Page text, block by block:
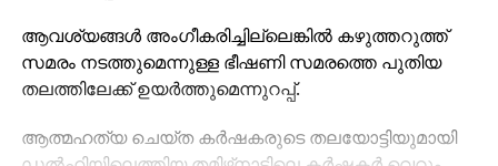
ആവശ്യങ്ങള്‍ അംഗീകരിച്ചില്ലെങ്കില്‍ കഴുത്തറുത്ത്
സമരം നടത്തുമെന്നുള്ള ഭീഷണി സമരത്തെ പുതിയ
തലത്തിലേക്ക് ഉയര്‍ത്തുമെന്നുറപ്പ്.
ആത്മഹത്യ ചെയ്ത കര്‍ഷകരുടെ തലയോട്ടിയുമായി